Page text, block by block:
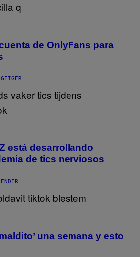
de OnlyFans para
está desarrollando
de tics nerviosos
una semana y esto